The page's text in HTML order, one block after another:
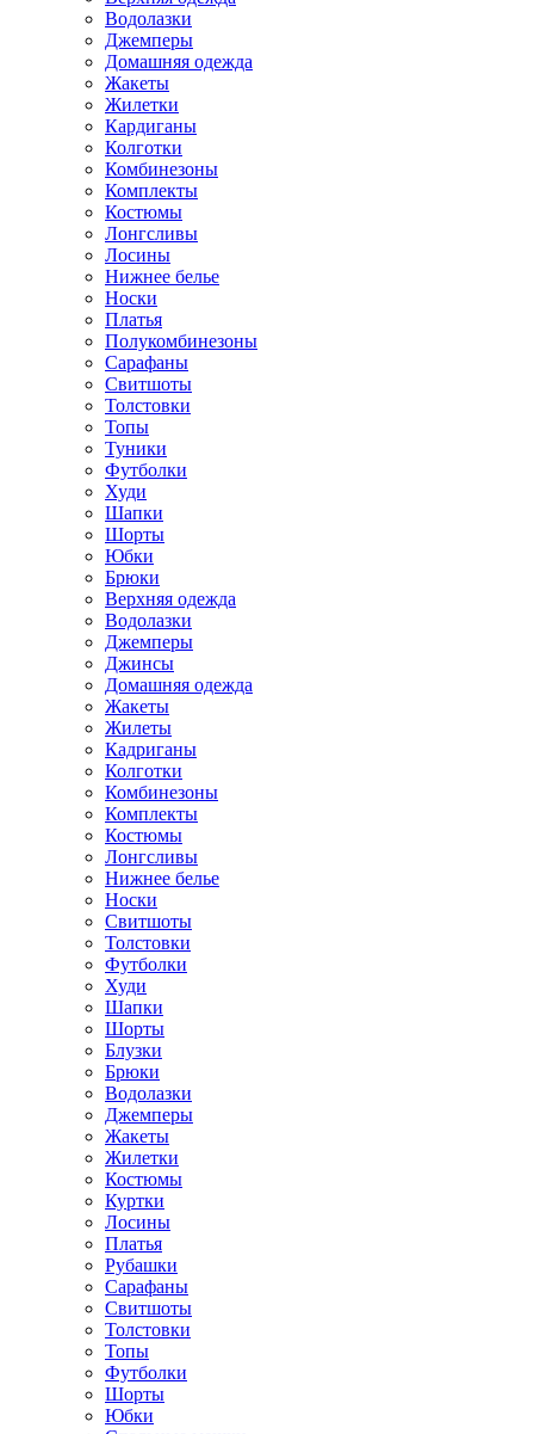
Водолазки
Джемперы
Домашняя одежда
Жакеты
Жилетки
Кардиганы
Колготки
Комбинезоны
Комплекты
Костюмы
Лонгсливы
Лосины
Нижнее белье
Носки
Платья
Полукомбинезоны
Сарафаны
Свитшоты
Толстовки
Топы
Туники
Футболки
Худи
Шапки
Шорты
Юбки
Брюки
Верхняя одежда
Водолазки
Джемперы
Джинсы
Домашняя одежда
Жакеты
Жилеты
Кадриганы
Колготки
Комбинезоны
Комплекты
Костюмы
Лонгсливы
Нижнее белье
Носки
Свитшоты
Толстовки
Футболки
Худи
Шапки
Шорты
Блузки
Брюки
Водолазки
Джемперы
Жакеты
Жилетки
Костюмы
Куртки
Лосины
Платья
Рубашки
Сарафаны
Свитшоты
Толстовки
Топы
Футболки
Шорты
Юбки